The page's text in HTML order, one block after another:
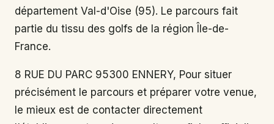
département Val-d'Oise (95). Le parcours fait
partie du tissu des golfs de la région Île-de-
France.
8 RUE DU PARC 95300 ENNERY, Pour situer
précisément le parcours et préparer votre venue,
le mieux est de contacter directement